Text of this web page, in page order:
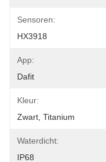
Sensoren:
HX3918
App:
Dafit
Kleur:
Zwart, Titanium
Waterdicht:
IP68